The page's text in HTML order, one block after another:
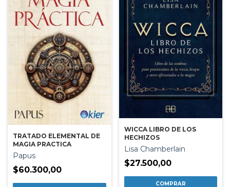
TRATADO ELEMENTAL DE
MAGIA PRACTICA
Papus
$60.300,00
WICCA LIBRO DE LOS
HECHIZOS
Lisa Chamberlain
$27.500,00